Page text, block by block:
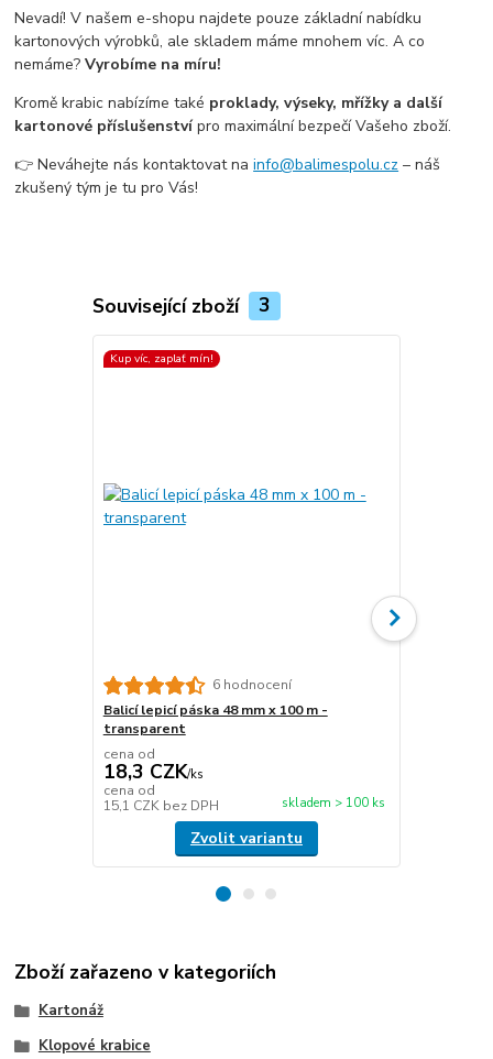
Nevadí! V našem e-shopu najdete pouze základní nabídku
kartonových výrobků, ale skladem máme mnohem víc. A co
nemáme?Vyrobíme na míru!
Kromě krabic nabízíme také proklady, výseky, mřížky a další
kartonové příslušenstvípro maximální bezpečí Vašeho zboží.
👉 Neváhejte nás kontaktovat nainfo@balimespolu.cz – náš
zkušený tým je tu pro Vás!
Související zboží 3
Kup víc, zaplať mín!
6 hodnocení
Balicí lepicí páska 48 mm x 100 m -
transparent
cena od
18,3 CZK/ks
cena od
15,1 CZK bez DPH skladem > 100 ks
Zvolit variantu
Zboží zařazeno v kategoriích
Kartonáž
Klopové krabice